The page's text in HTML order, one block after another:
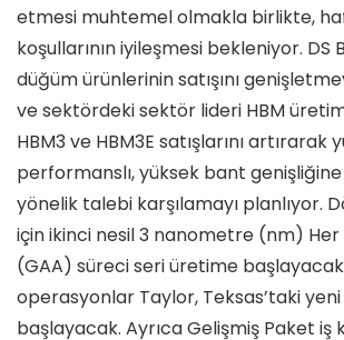
etmesi muhtemel olmakla birlikte,
koşullarının iyileşmesi bekleniyor. DS
düğüm ürünlerinin satışını
ve sektördeki sektör lideri HBM
HBM3 ve HBM3E satışlarını artırarak
performanslı, yüksek bant
yönelik talebi karşılamayı planlıyor.
için ikinci nesil 3 nanometre (nm) Her
(GAA) süreci seri üretime
operasyonlar Taylor, Teksas’taki
başlayacak. Ayrıca Gelişmiş Paket iş